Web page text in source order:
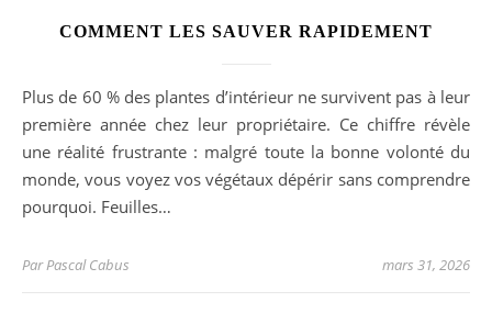
COMMENT LES SAUVER RAPIDEMENT
Plus de 60 % des plantes d’intérieur ne survivent pas à leur
première année chez leur propriétaire. Ce chiffre révèle
une réalité frustrante : malgré toute la bonne volonté du
monde, vous voyez vos végétaux dépérir sans comprendre
pourquoi. Feuilles…
ParPascal Cabus mars 31, 2026